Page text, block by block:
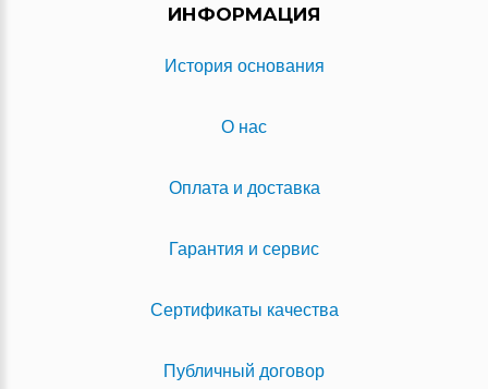
ИНФОРМАЦИЯ
История основания
О нас
Оплата и доставка
Гарантия и сервис
Сертификаты качества
Публичный договор